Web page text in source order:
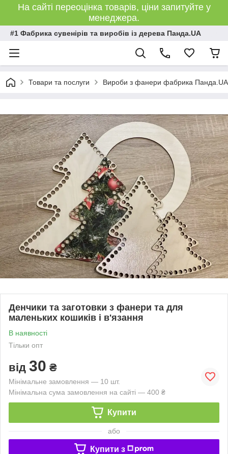
На сайті переоцінка товарів, ціни запитуйте у
менеджера.
#1 Фабрика сувенірів та виробів із дерева Панда.UA
Товари та послуги Вироби з фанери фабрика Панда.UA
Денчики та заготовки з фанери та для
маленьких кошиків і в'язання
В наявності
Тільки опт
від 30 ₴
Мінімальне замовлення — 10 шт.
Мінімальна сума замовлення на сайті — 400 ₴
Купити
або
Купити з